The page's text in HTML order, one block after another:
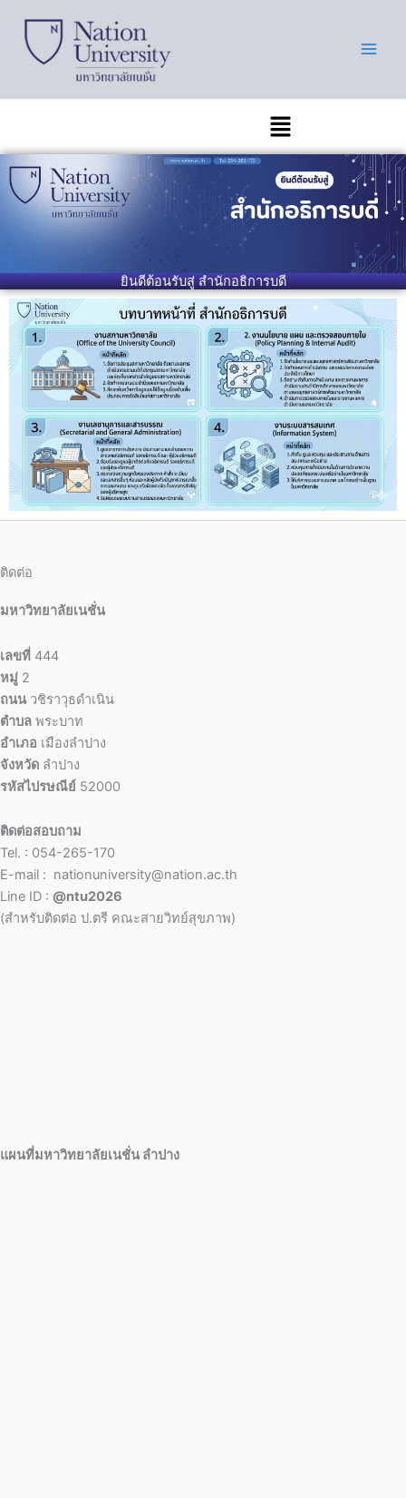
content
เมนู
ยินดีต้อนรับสู่ สำนักอธิการบดี
ติดต่อ
มหาวิทยาลัยเนชั่น
เลขที่ 444
หมู่ 2
ถนน วชิราวุธดำเนิน
ตำบล พระบาท
อำเภอ เมืองลำปาง
จังหวัด ลำปาง
รหัสไปรษณีย์ 52000
ติดต่อสอบถาม
Tel. : 054-265-170
E-mail : nationuniversity@nation.ac.th
Line ID : @ntu2026
(สำหรับติดต่อ ป.ตรี คณะสายวิทย์สุขภาพ)
แผนที่มหาวิทยาลัยเนชั่น ลำปาง